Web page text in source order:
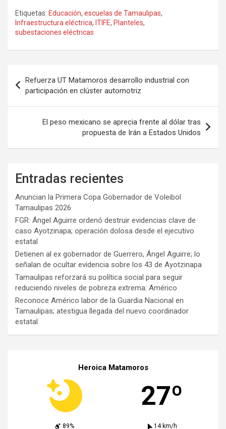
Etiquetas: Educación, escuelas de Tamaulipas,
Infraestructura eléctrica, ITIFE, Planteles,
subestaciones eléctricas
de
entradas
Refuerza UT Matamoros desarrollo industrial con
participación en clúster automotriz
El peso mexicano se aprecia frente al dólar tras
propuesta de Irán a Estados Unidos
Entradas recientes
Anuncian la Primera Copa Gobernador de Voleibol
Tamaulipas 2026
FGR: Ángel Aguirre ordenó destruir evidencias clave de
caso Ayotzinapa; operación dolosa desde el ejecutivo
estatal
Detienen al ex gobernador de Guerrero, Ángel Aguirre; lo
señalan de ocultar evidencia sobre los 43 de Ayotzinapa
Tamaulipas reforzará su política social para seguir
reduciendo niveles de pobreza extrema: Américo
Reconoce Américo labor de la Guardia Nacional en
Tamaulipas; atestigua llegada del nuevo coordinador
estatal
Heroica Matamoros
27º
89% 14 km/h